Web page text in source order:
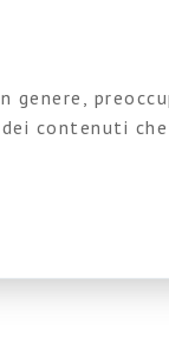
contenuti
tra i